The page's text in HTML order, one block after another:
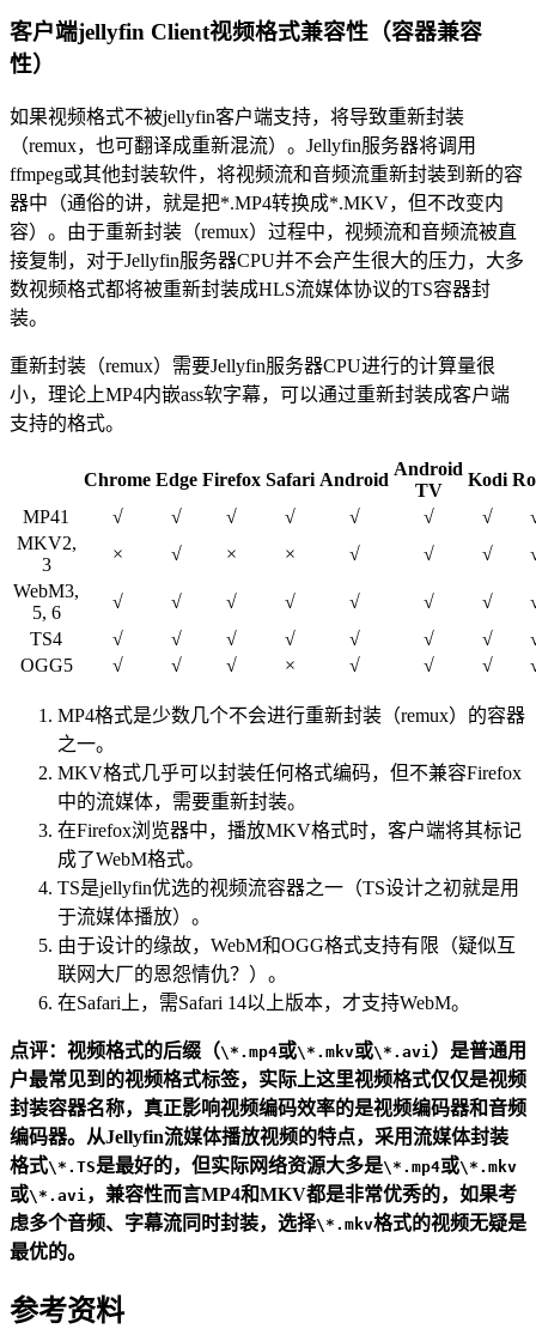
客户端jellyfin Client视频格式兼容性（容器兼容
性）
如果视频格式不被jellyfin客户端支持，将导致重新封装
（remux，也可翻译成重新混流）。Jellyfin服务器将调用
ffmpeg或其他封装软件，将视频流和音频流重新封装到新的容
器中（通俗的讲，就是把*.MP4转换成*.MKV，但不改变内
容）。由于重新封装（remux）过程中，视频流和音频流被直
接复制，对于Jellyfin服务器CPU并不会产生很大的压力，大多
数视频格式都将被重新封装成HLS流媒体协议的TS容器封
装。
重新封装（remux）需要Jellyfin服务器CPU进行的计算量很
小，理论上MP4内嵌ass软字幕，可以通过重新封装成客户端
支持的格式。
Chrome Edge Firefox Safari Android
Android
TV
Kodi
MP41
√ √ √ √ √ √ √
MKV2,
3
× √ × × √ √ √
WebM3,
5, 6
√ √ √ √ √ √ √
TS4
√ √ √ √ √ √ √
OGG5
√ √ √ × √ √ √
MP4格式是少数几个不会进行重新封装（remux）的容器
之一。
MKV格式几乎可以封装任何格式编码，但不兼容Firefox
中的流媒体，需要重新封装。
在Firefox浏览器中，播放MKV格式时，客户端将其标记
成了WebM格式。
TS是jellyfin优选的视频流容器之一（TS设计之初就是用
于流媒体播放）。
由于设计的缘故，WebM和OGG格式支持有限（疑似互
联网大厂的恩怨情仇？）。
在Safari上，需Safari 14以上版本，才支持WebM。
点评：视频格式的后缀（\*.mp4或\*.mkv或\*.avi ）是普通用
户最常见到的视频格式标签，实际上这里视频格式仅仅是视频
封装容器名称，真正影响视频编码效率的是视频编码器和音频
编码器。从Jellyfin流媒体播放视频的特点，采用流媒体封装
格式\*.TS是最好的，但实际网络资源大多是\*.mp4或\*.mkv
或\*.avi ，兼容性而言MP4和MKV都是非常优秀的，如果考
虑多个音频、字幕流同时封装，选择\*.mkv格式的视频无疑是
最优的。
参考资料